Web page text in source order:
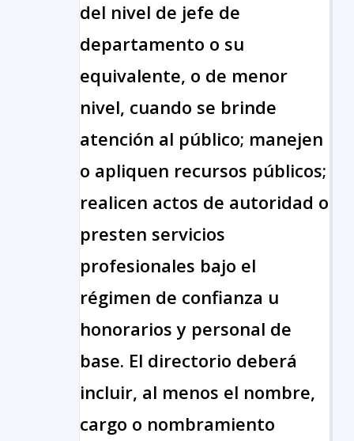
del nivel de jefe de
departamento o su
equivalente, o de menor
nivel, cuando se brinde
atención al público; manejen
o apliquen recursos públicos;
realicen actos de autoridad o
presten servicios
profesionales bajo el
régimen de confianza u
honorarios y personal de
base. El directorio deberá
incluir, al menos el nombre,
cargo o nombramiento